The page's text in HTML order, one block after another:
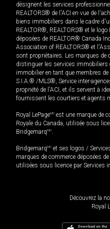
désignent les services
REALTORS® de l'ACI en vue de
biens immobiliers dans le cadre
REALTOR®, REALTORS® et le
déposées de REALTOR® Canada
Association of REALTORS® et
sont propriétaires. Les marques de
distinguer les services immobiliers
immobilier en tant que membres
S.I.A.® /MLS®, Service inter-
propriété de l'ACI, et ils servent à
fournissent les courtiers et agents
Royal LePageMD est une marque de
Royale du Canada, utilisée sous
BridgemarqMD
BridgemarqMD et ses logos /
marques de commerce déposées
utilisées sous licence par Services
Découvrez la
Royal